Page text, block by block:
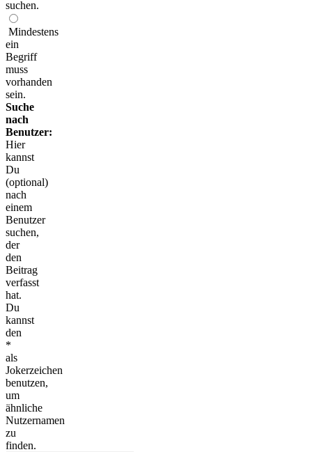
suchen.
Mindestens
ein
Begriff
muss
vorhanden
sein.
Suche
nach
Benutzer:
Hier
kannst
Du
(optional)
nach
einem
Benutzer
suchen,
der
den
Beitrag
verfasst
hat.
Du
kannst
den
*
als
Jokerzeichen
benutzen,
um
ähnliche
Nutzernamen
zu
finden.